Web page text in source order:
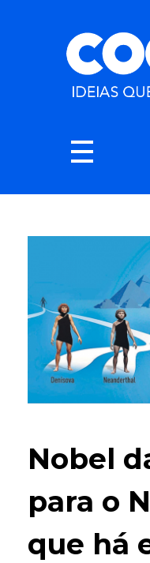
Nobel
para o
que há